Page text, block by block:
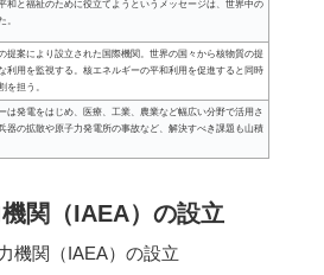
和と福祉のために役立てようというメッセージは、世界中の
。
提案により設立された国際機関。世界の国々から核物質の提
利用を監視する。核エネルギーの平和利用を促進すると同時
を担う。
は発電をはじめ、医療、工業、農業など幅広い分野で活用さ
器の拡散や原子力発電所の事故など、解決すべき課題も山積
関（IAEA）の設立